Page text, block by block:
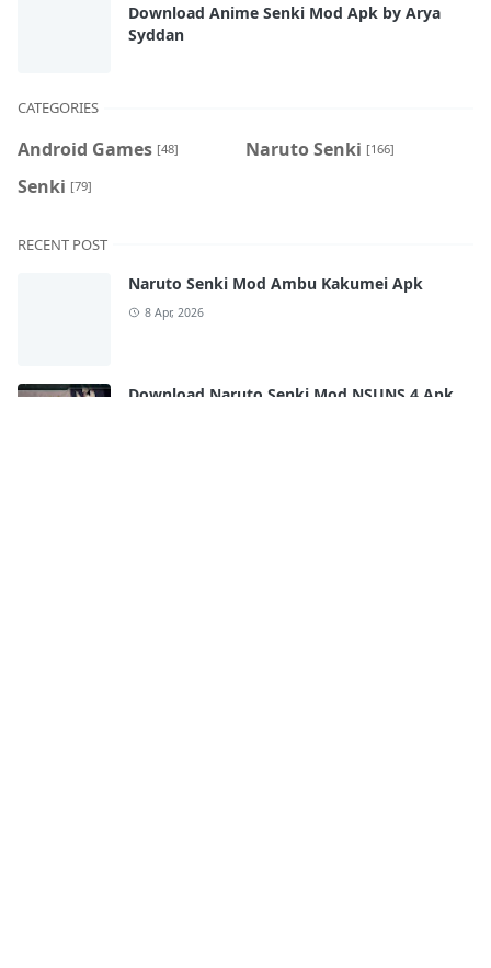
Download Anime Senki Mod Apk by Arya
Syddan
CATEGORIES
Android Games [48] Naruto Senki [166]
Senki [79]
RECENT POST
Naruto Senki Mod Ambu Kakumei Apk
8 Apr, 2026
Download Naruto Senki Mod NSUNS 4 Apk